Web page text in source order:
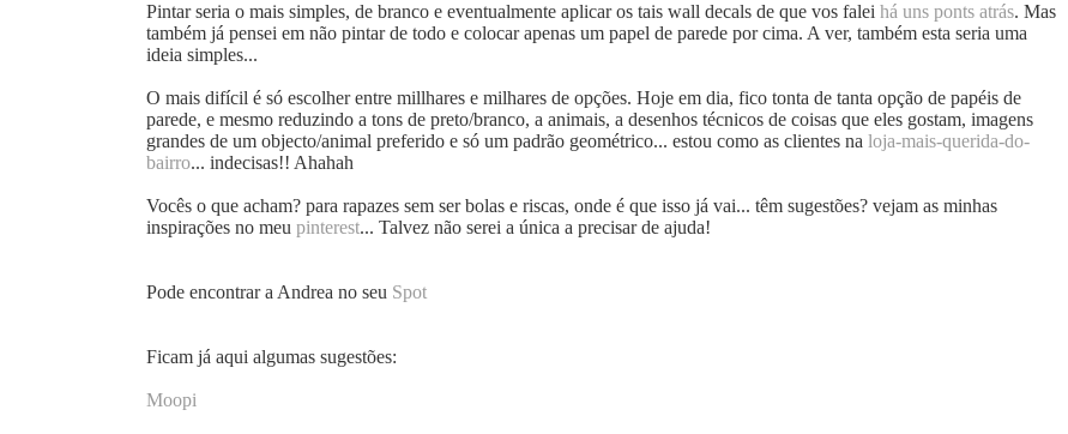
Pintar seria o mais simples, de branco e eventualmente aplicar os tais wall decals de que vos falei há uns ponts atrás. Mas
também já pensei em não pintar de todo e colocar apenas um papel de parede por cima. A ver, também esta seria uma
ideia simples...
O mais difícil é só escolher entre millhares e milhares de opções. Hoje em dia, fico tonta de tanta opção de papéis de
parede, e mesmo reduzindo a tons de preto/branco, a animais, a desenhos técnicos de coisas que eles gostam, imagens
grandes de um objecto/animal preferido e só um padrão geométrico... estou como as clientes na loja-mais-querida-do-
bairro... indecisas!! Ahahah
Vocês o que acham? para rapazes sem ser bolas e riscas, onde é que isso já vai... têm sugestões? vejam as minhas
inspirações no meu pinterest... Talvez não serei a única a precisar de ajuda!
Pode encontrar a Andrea no seu Spot
Ficam já aqui algumas sugestões:
Moopi